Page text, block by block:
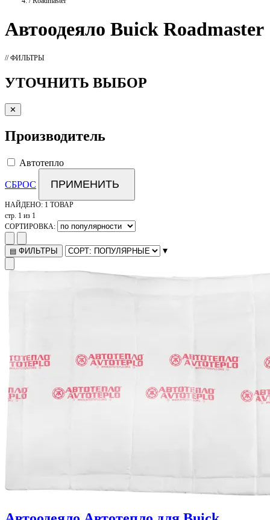
Автоодеяло Buick Roadmaster
// ФИЛЬТРЫ
УТОЧНИТЬ ВЫБОР
✕
Производитель
Автотепло
СБРОС ПРИМЕНИТЬ
НАЙДЕНО: 1 ТОВАР
стр. 1 из 1
СОРТИРОВКА:
▤ ФИЛЬТРЫ ▾